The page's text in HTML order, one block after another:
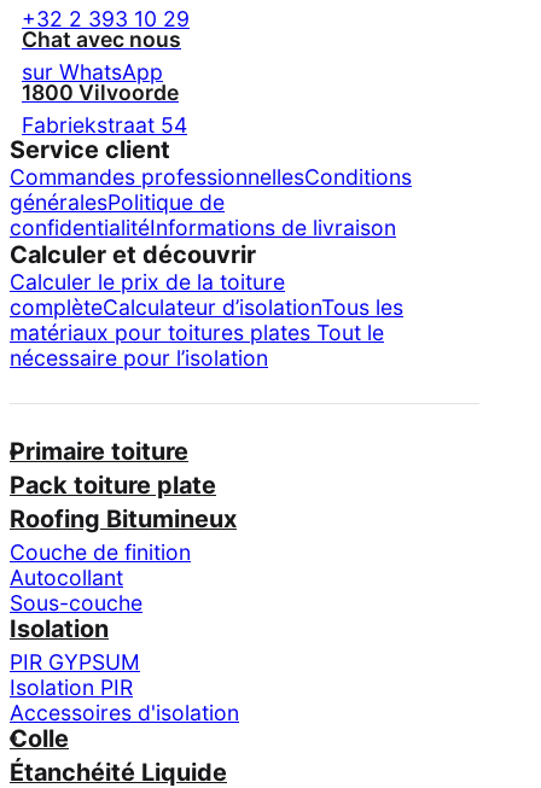
+32 2 393 10 29
Chat avec nous
sur WhatsApp
1800 Vilvoorde
Fabriekstraat 54
Service client
Commandes professionnellesConditions
généralesPolitique de
confidentialitéInformations de livraison
Calculer et découvrir
Calculer le prix de la toiture
complèteCalculateur d’isolationTous les
matériaux pour toitures plates Tout le
nécessaire pour l’isolation
Primaire toiture
Pack toiture plate
Roofing Bitumineux
Couche de finition
Autocollant
Sous-couche
Isolation
PIR GYPSUM
Isolation PIR
Accessoires d'isolation
Colle
Étanchéité Liquide